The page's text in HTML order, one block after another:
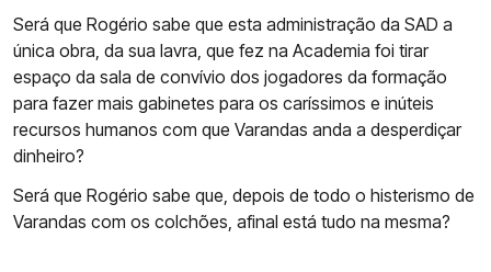
Será que Rogério sabe que esta administração da SAD a
única obra, da sua lavra, que fez na Academia foi tirar
espaço da sala de convívio dos jogadores da formação
para fazer mais gabinetes para os caríssimos e inúteis
recursos humanos com que Varandas anda a desperdiçar
dinheiro?
Será que Rogério sabe que, depois de todo o histerismo de
Varandas com os colchões, afinal está tudo na mesma?